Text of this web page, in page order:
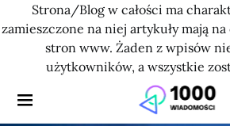
Strona/Blog w całości ma
zamieszczone na niej artykuły mają
stron www. Żaden z wpisów
użytkowników, a wszystkie